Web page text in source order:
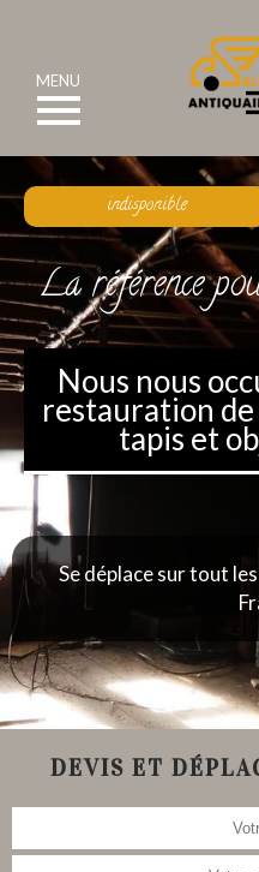
MENU
indisponible
La référence
Nous nous
restauration de
tapis et
Se déplace sur tout
DEVIS ET